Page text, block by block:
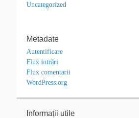
Uncategorized
Metadate
Autentificare
Flux intrări
Flux comentarii
WordPress.org
Informații utile